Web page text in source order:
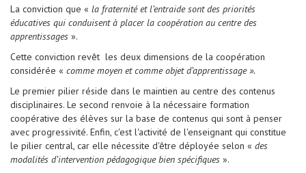
La conviction que « la fraternité et l’entraide sont des priorités
éducatives qui conduisent à placer la coopération au centre des
apprentissages ».
Cette conviction revêt les deux dimensions de la coopération
considérée « comme moyen et comme objet d’apprentissage ».
Le premier pilier réside dans le maintien au centre des contenus
disciplinaires. Le second renvoie à la nécessaire formation
coopérative des élèves sur la base de contenus qui sont à penser
avec progressivité. Enfin, c'est l'activité de l'enseignant qui constitue
le pilier central, car elle nécessite d'être déployée selon « des
modalités d’intervention pédagogique bien spécifiques ».